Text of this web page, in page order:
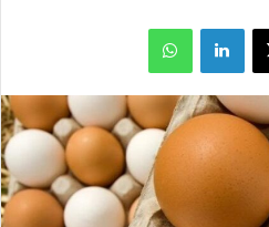
X لينكدإن